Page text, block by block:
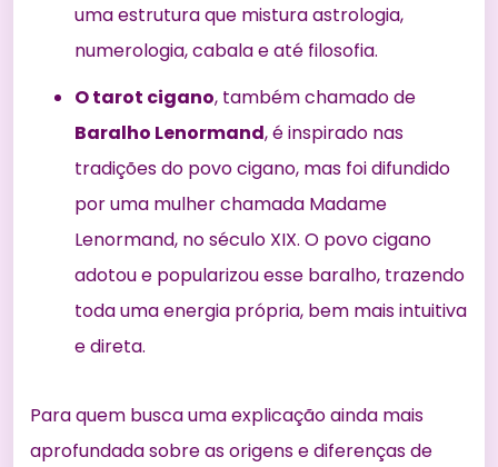
uma estrutura que mistura astrologia,
numerologia, cabala e até filosofia.
O tarot cigano, também chamado de
Baralho Lenormand, é inspirado nas
tradições do povo cigano, mas foi difundido
por uma mulher chamada Madame
Lenormand, no século XIX. O povo cigano
adotou e popularizou esse baralho, trazendo
toda uma energia própria, bem mais intuitiva
e direta.
Para quem busca uma explicação ainda mais
aprofundada sobre as origens e diferenças de